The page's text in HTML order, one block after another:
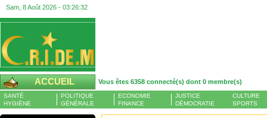
Sam, 8 Août 2026 - 03:26:33
ACCUEIL Vous êtes 6358 connecté(s) dont 0 membre(s)
SANTÉ
HYGIÈNE
POLITIQUE
GÉNÉRALE
ECONOMIE
FINANCE
JUSTICE
DÉMOCRATIE
CULTURE
SPORTS